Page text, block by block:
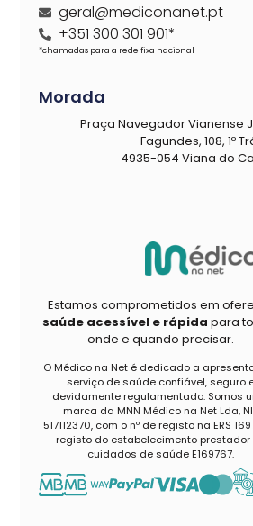
Estamos comprometidos em
saúde acessível e rápida para
onde e quando precisar.
O Médico na Net é dedicado a
serviço de saúde confiável, seguro
devidamente regulamentado. Somos
marca da MNN Médico na Net Lda,
517112370, com o nº de registo na ERS
registo do estabelecimento prestador
cuidados de saúde E169767.
geral@mediconanet.pt
+351 300 301 901*
*chamadas para a rede fixa nacional
Morada
Praça Navegador Vianense
Fagundes, 108, 1º
4935-054 Viana do